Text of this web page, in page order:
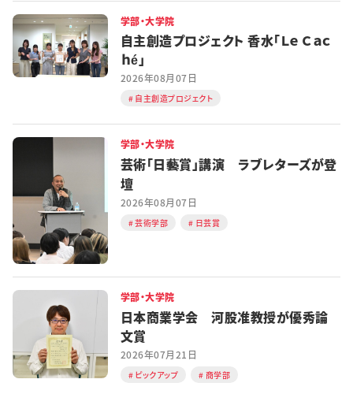
学部・大学院
自主創造プロジェクト 香水「Ｌｅ Ｃａｃ
ｈé」
2026年08月07日
自主創造プロジェクト
学部・大学院
芸術「日藝賞」講演 ラブレターズが登
壇
2026年08月07日
芸術学部 日芸賞
学部・大学院
日本商業学会 河股准教授が優秀論
文賞
2026年07月21日
ピックアップ 商学部